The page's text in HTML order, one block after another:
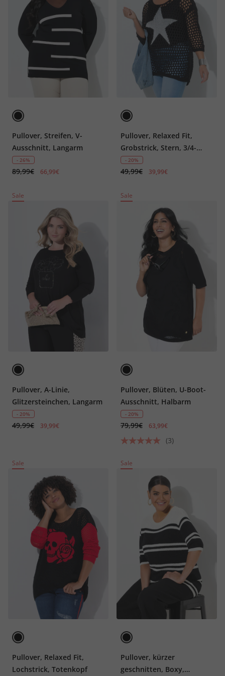
Pullover, Streifen, V-
Ausschnitt, Langarm
- 26%
89,99€ 66,99€
Pullover, Relaxed Fit,
Grobstrick, Stern, 3/4-
Ärmel
- 20%
49,99€ 39,99€
Sale
Pullover, A-Linie,
Glitzersteinchen, Langarm
- 20%
49,99€ 39,99€
Sale
Pullover, Blüten, U-Boot-
Ausschnitt, Halbarm
- 20%
79,99€ 63,99€
(3)
Sale
Pullover, Relaxed Fit,
Lochstrick, Totenkopf
Sale
Pullover, kürzer
geschnitten, Boxy,